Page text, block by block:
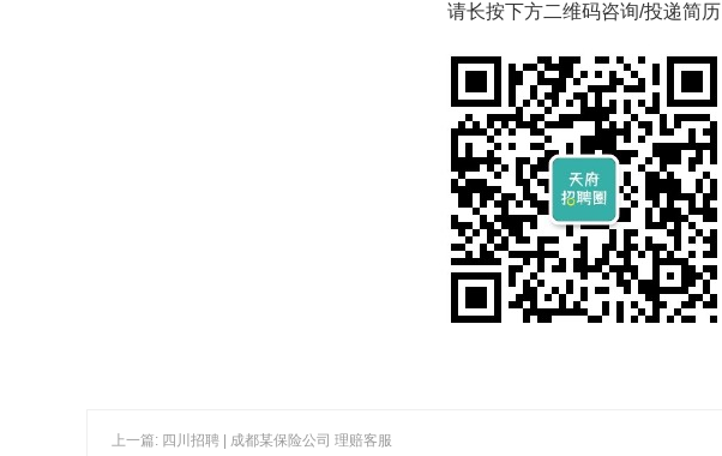
请长按下方二维码咨询/投递简历
上一篇: 四川招聘 | 成都某保险公司 理赔客服